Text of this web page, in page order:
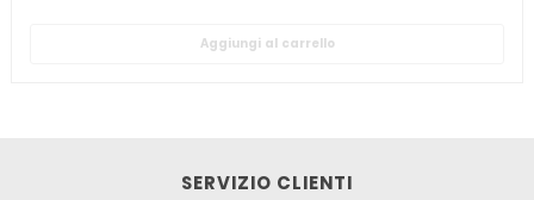
Aggiungi al carrello
SERVIZIO CLIENTI